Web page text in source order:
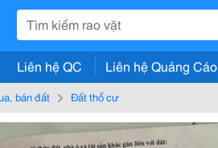
Liên hệ QC Liên hệ Quảng
bán đất Đất thổ cư